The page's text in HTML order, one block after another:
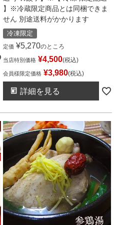
】※冷蔵限定商品とは同梱できま
せん 別途送料がかかります
冷凍限定
定価 ¥5,270のところ
当店特別価格 ¥4,500 税込
会員様限定価格 ¥3,980 税込
詳細を見る